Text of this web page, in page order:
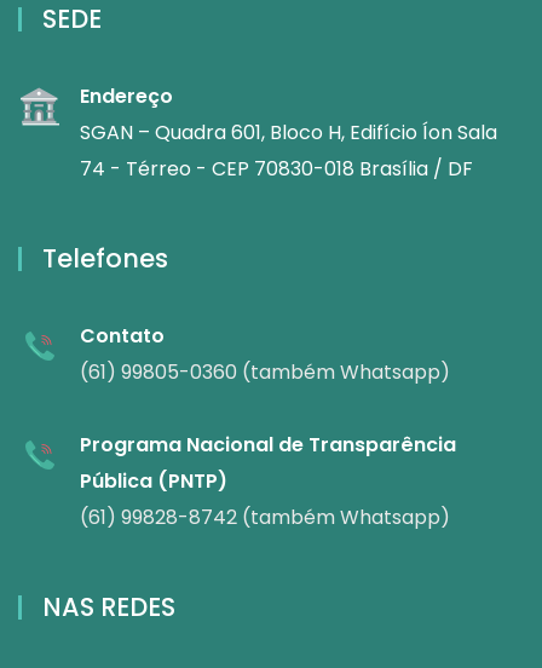
SEDE
Endereço
SGAN – Quadra 601, Bloco H, Edifício Íon Sala
74 - Térreo - CEP 70830-018 Brasília / DF
Telefones
Contato
(61) 99805-0360 (também Whatsapp)
Programa Nacional de Transparência
Pública (PNTP)
(61) 99828-8742 (também Whatsapp)
NAS REDES